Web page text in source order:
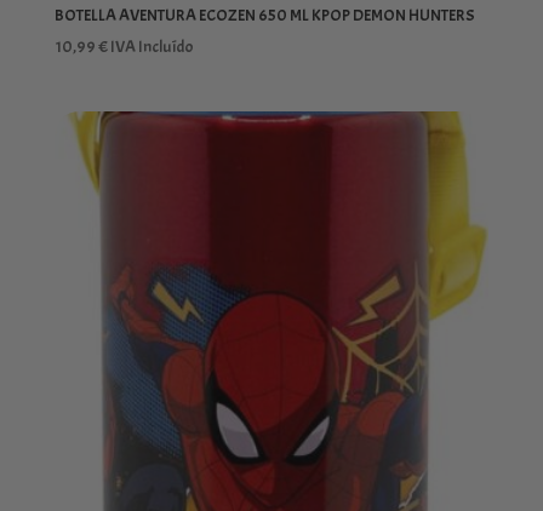
BOTELLA AVENTURA ECOZEN 650 ML KPOP DEMON HUNTERS
10,99€IVA Incluído